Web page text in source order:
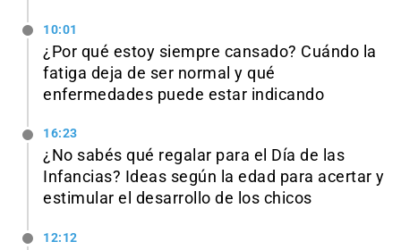
10:01
¿Por qué estoy siempre cansado? Cuándo la
fatiga deja de ser normal y qué
enfermedades puede estar indicando
16:23
¿No sabés qué regalar para el Día de las
Infancias? Ideas según la edad para acertar y
estimular el desarrollo de los chicos
12:12